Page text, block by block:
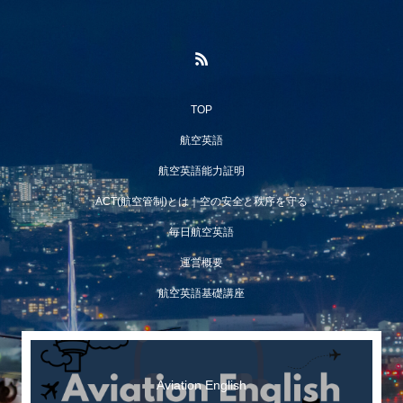
TOP
航空英語
航空英語能力証明
ACT(航空管制)とは｜空の安全と秩序を守る
毎日航空英語
運営概要
航空英語基礎講座
Aviation English